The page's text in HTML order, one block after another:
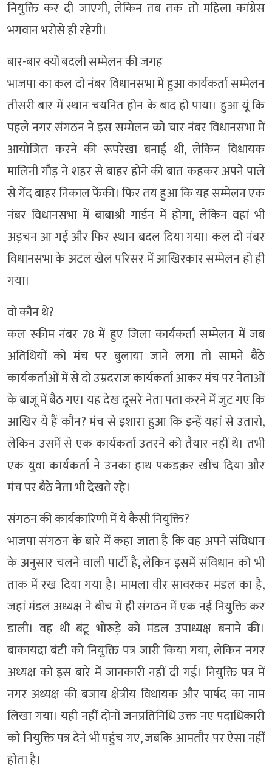
नियुक्ति कर दी जाएगी, लेकिन तब तक तो महिला कांग्रेस
भगवान भरोसे ही रहेगी।
बार-बार क्यों बदली सम्मेलन की जगह
भाजपा का कल दो नंबर विधानसभा में हुआ कार्यकर्ता सम्मेलन
तीसरी बार में स्थान चयनित होन के बाद हो पाया। हुआ यूं कि
पहले नगर संगठन ने इस सम्मेलन को चार नंबर विधानसभा में
आयोजित करने की रूपरेखा बनाई थी, लेकिन विधायक
मालिनी गौड़ ने शहर से बाहर होने की बात कहकर अपने पाले
से गेंद बाहर निकाल फेंकी। फिर तय हुआ कि यह सम्मेलन एक
नंबर विधानसभा में बाबाश्री गार्डन में होगा, लेकिन वहां भी
अड़चन आ गई और फिर स्थान बदल दिया गया। कल दो नंबर
विधानसभा के अटल खेल परिसर में आखिरकार सम्मेलन हो ही
गया।
वो कौन थे?
कल स्कीम नंबर 78 में हुए जिला कार्यकर्ता सम्मेलन में जब
अतिथियों को मंच पर बुलाया जाने लगा तो सामने बैठे
कार्यकर्ताओं में से दो उम्रदराज कार्यकर्ता आकर मंच पर नेताओं
के बाजू में बैठ गए। यह देख दूसरे नेता पता करने में जुट गए कि
आखिर ये हैं कौन? मंच से इशारा हुआ कि इन्हें यहां से उतारो,
लेकिन उसमें से एक कार्यकर्ता उतरने को तैयार नहीं थे। तभी
एक युवा कार्यकर्ता ने उनका हाथ पकडक़र खींच दिया और
मंच पर बैठे नेता भी देखते रहे।
संगठन की कार्यकारिणी में ये कैसी नियुक्ति?
भाजपा संगठन के बारे में कहा जाता है कि वह अपने संविधान
के अनुसार चलने वाली पार्टी है, लेकिन इसमें संविधान को भी
ताक में रख दिया गया है। मामला वीर सावरकर मंडल का है,
जहां मंडल अध्यक्ष ने बीच में ही संगठन में एक नई नियुक्ति कर
डाली। वह थी बंटू भोरूड़े को मंडल उपाध्यक्ष बनाने की।
बाकायदा बंटी को नियुक्ति पत्र जारी किया गया, लेकिन नगर
अध्यक्ष को इस बारे में जानकारी नहीं दी गई। नियुक्ति पत्र में
नगर अध्यक्ष की बजाय क्षेत्रीय विधायक और पार्षद का नाम
लिखा गया। यही नहीं दोनों जनप्रतिनिधि उक्त नए पदाधिकारी
को नियुक्ति पत्र देने भी पहुंच गए, जबकि आमतौर पर ऐसा नहीं
होता है।